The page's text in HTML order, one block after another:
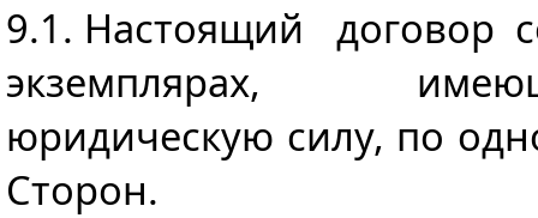
9.1. Настоящий договор
экземплярах,
юридическую силу, по
Сторон.